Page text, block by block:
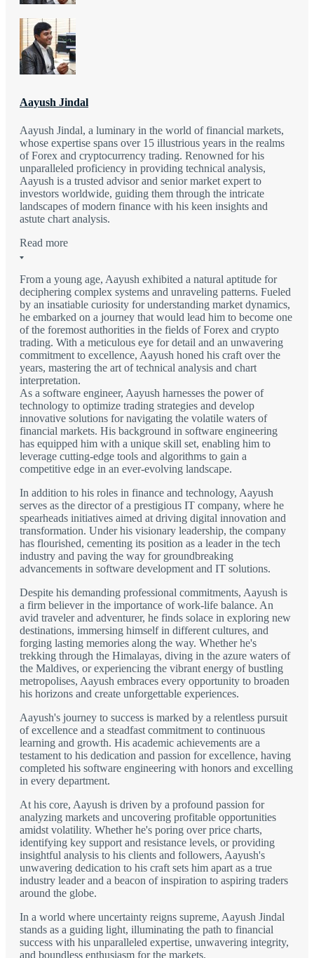
Aayush Jindal
Aayush Jindal, a luminary in the world of financial markets,
whose expertise spans over 15 illustrious years in the realms
of Forex and cryptocurrency trading. Renowned for his
unparalleled proficiency in providing technical analysis,
Aayush is a trusted advisor and senior market expert to
investors worldwide, guiding them through the intricate
landscapes of modern finance with his keen insights and
astute chart analysis.
Read more
From a young age, Aayush exhibited a natural aptitude for
deciphering complex systems and unraveling patterns. Fueled
by an insatiable curiosity for understanding market dynamics,
he embarked on a journey that would lead him to become one
of the foremost authorities in the fields of Forex and crypto
trading. With a meticulous eye for detail and an unwavering
commitment to excellence, Aayush honed his craft over the
years, mastering the art of technical analysis and chart
interpretation.
As a software engineer, Aayush harnesses the power of
technology to optimize trading strategies and develop
innovative solutions for navigating the volatile waters of
financial markets. His background in software engineering
has equipped him with a unique skill set, enabling him to
leverage cutting-edge tools and algorithms to gain a
competitive edge in an ever-evolving landscape.
In addition to his roles in finance and technology, Aayush
serves as the director of a prestigious IT company, where he
spearheads initiatives aimed at driving digital innovation and
transformation. Under his visionary leadership, the company
has flourished, cementing its position as a leader in the tech
industry and paving the way for groundbreaking
advancements in software development and IT solutions.
Despite his demanding professional commitments, Aayush is
a firm believer in the importance of work-life balance. An
avid traveler and adventurer, he finds solace in exploring new
destinations, immersing himself in different cultures, and
forging lasting memories along the way. Whether he's
trekking through the Himalayas, diving in the azure waters of
the Maldives, or experiencing the vibrant energy of bustling
metropolises, Aayush embraces every opportunity to broaden
his horizons and create unforgettable experiences.
Aayush's journey to success is marked by a relentless pursuit
of excellence and a steadfast commitment to continuous
learning and growth. His academic achievements are a
testament to his dedication and passion for excellence, having
completed his software engineering with honors and excelling
in every department.
At his core, Aayush is driven by a profound passion for
analyzing markets and uncovering profitable opportunities
amidst volatility. Whether he's poring over price charts,
identifying key support and resistance levels, or providing
insightful analysis to his clients and followers, Aayush's
unwavering dedication to his craft sets him apart as a true
industry leader and a beacon of inspiration to aspiring traders
around the globe.
In a world where uncertainty reigns supreme, Aayush Jindal
stands as a guiding light, illuminating the path to financial
success with his unparalleled expertise, unwavering integrity,
and boundless enthusiasm for the markets.